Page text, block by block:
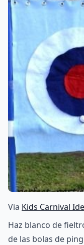
Via Kids Carnival
Haz blanco de
de las bolas de